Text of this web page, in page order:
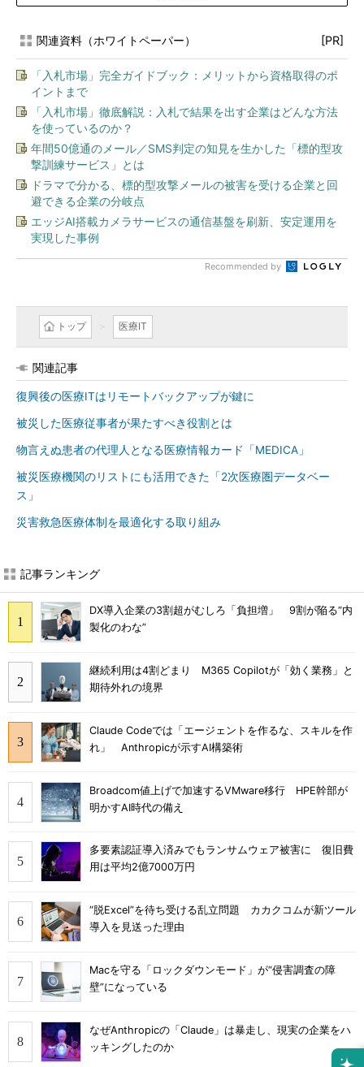
関連資料（ホワイトペーパー） [PR]
「入札市場」完全ガイドブック：メリットから資格取得のポ
イントまで
「入札市場」徹底解説：入札で結果を出す企業はどんな方法
を使っているのか？
年間50億通のメール／SMS判定の知見を生かした「標的型攻
撃訓練サービス」とは
ドラマで分かる、標的型攻撃メールの被害を受ける企業と回
避できる企業の分岐点
エッジAI搭載カメラサービスの通信基盤を刷新、安定運用を
実現した事例
Recommended by
トップ 医療IT
関連記事
復興後の医療ITはリモートバックアップが鍵に
被災した医療従事者が果たすべき役割とは
物言えぬ患者の代理人となる医療情報カード「MEDICA」
被災医療機関のリストにも活用できた「2次医療圏データベー
ス」
災害救急医療体制を最適化する取り組み
記事ランキング
DX導入企業の3割超がむしろ「負担増」 9割が陥る“内
製化のわな”
継続利用は4割どまり M365 Copilotが「効く業務」と
期待外れの境界
Claude Codeでは「エージェントを作るな、スキルを作
れ」 Anthropicが示すAI構築術
Broadcom値上げで加速するVMware移行 HPE幹部が
明かすAI時代の備え
多要素認証導入済みでもランサムウェア被害に 復旧費
用は平均2億7000万円
“脱Excel”を待ち受ける乱立問題 カカクコムが新ツール
導入を見送った理由
Macを守る「ロックダウンモード」が“侵害調査の障
壁”になっている
なぜAnthropicの「Claude」は暴走し、現実の企業をハ
ッキングしたのか